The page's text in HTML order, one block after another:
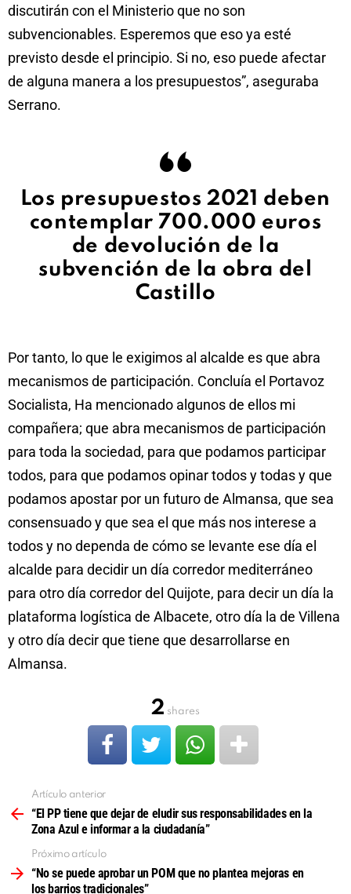
discutirán con el Ministerio que no son
subvencionables. Esperemos que eso ya esté
previsto desde el principio. Si no, eso puede afectar
de alguna manera a los presupuestos”, aseguraba
Serrano.
Los presupuestos 2021 deben
contemplar 700.000 euros
de devolución de la
subvención de la obra del
Castillo
Por tanto, lo que le exigimos al alcalde es que abra
mecanismos de participación. Concluía el Portavoz
Socialista, Ha mencionado algunos de ellos mi
compañera; que abra mecanismos de participación
para toda la sociedad, para que podamos participar
todos, para que podamos opinar todos y todas y que
podamos apostar por un futuro de Almansa, que sea
consensuado y que sea el que más nos interese a
todos y no dependa de cómo se levante ese día el
alcalde para decidir un día corredor mediterráneo
para otro día corredor del Quijote, para decir un día la
plataforma logística de Albacete, otro día la de Villena
y otro día decir que tiene que desarrollarse en
Almansa.
2 shares
más
Artículo anterior
“El PP tiene que dejar de eludir sus responsabilidades en la
Zona Azul e informar a la ciudadanía”
Próximo artículo
“No se puede aprobar un POM que no plantea mejoras en
los barrios tradicionales”